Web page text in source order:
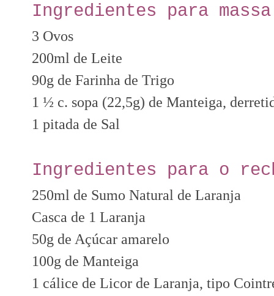
Ingredientes para
3 Ovos
200ml de Leite
90g de Farinha de Trigo
1 ½ c. sopa (22,5g) de Manteiga,
1 pitada de Sal
Ingredientes para o
250ml de Sumo Natural de Laranja
Casca de 1 Laranja
50g de Açúcar amarelo
100g de Manteiga
1 cálice de Licor de Laranja, tipo